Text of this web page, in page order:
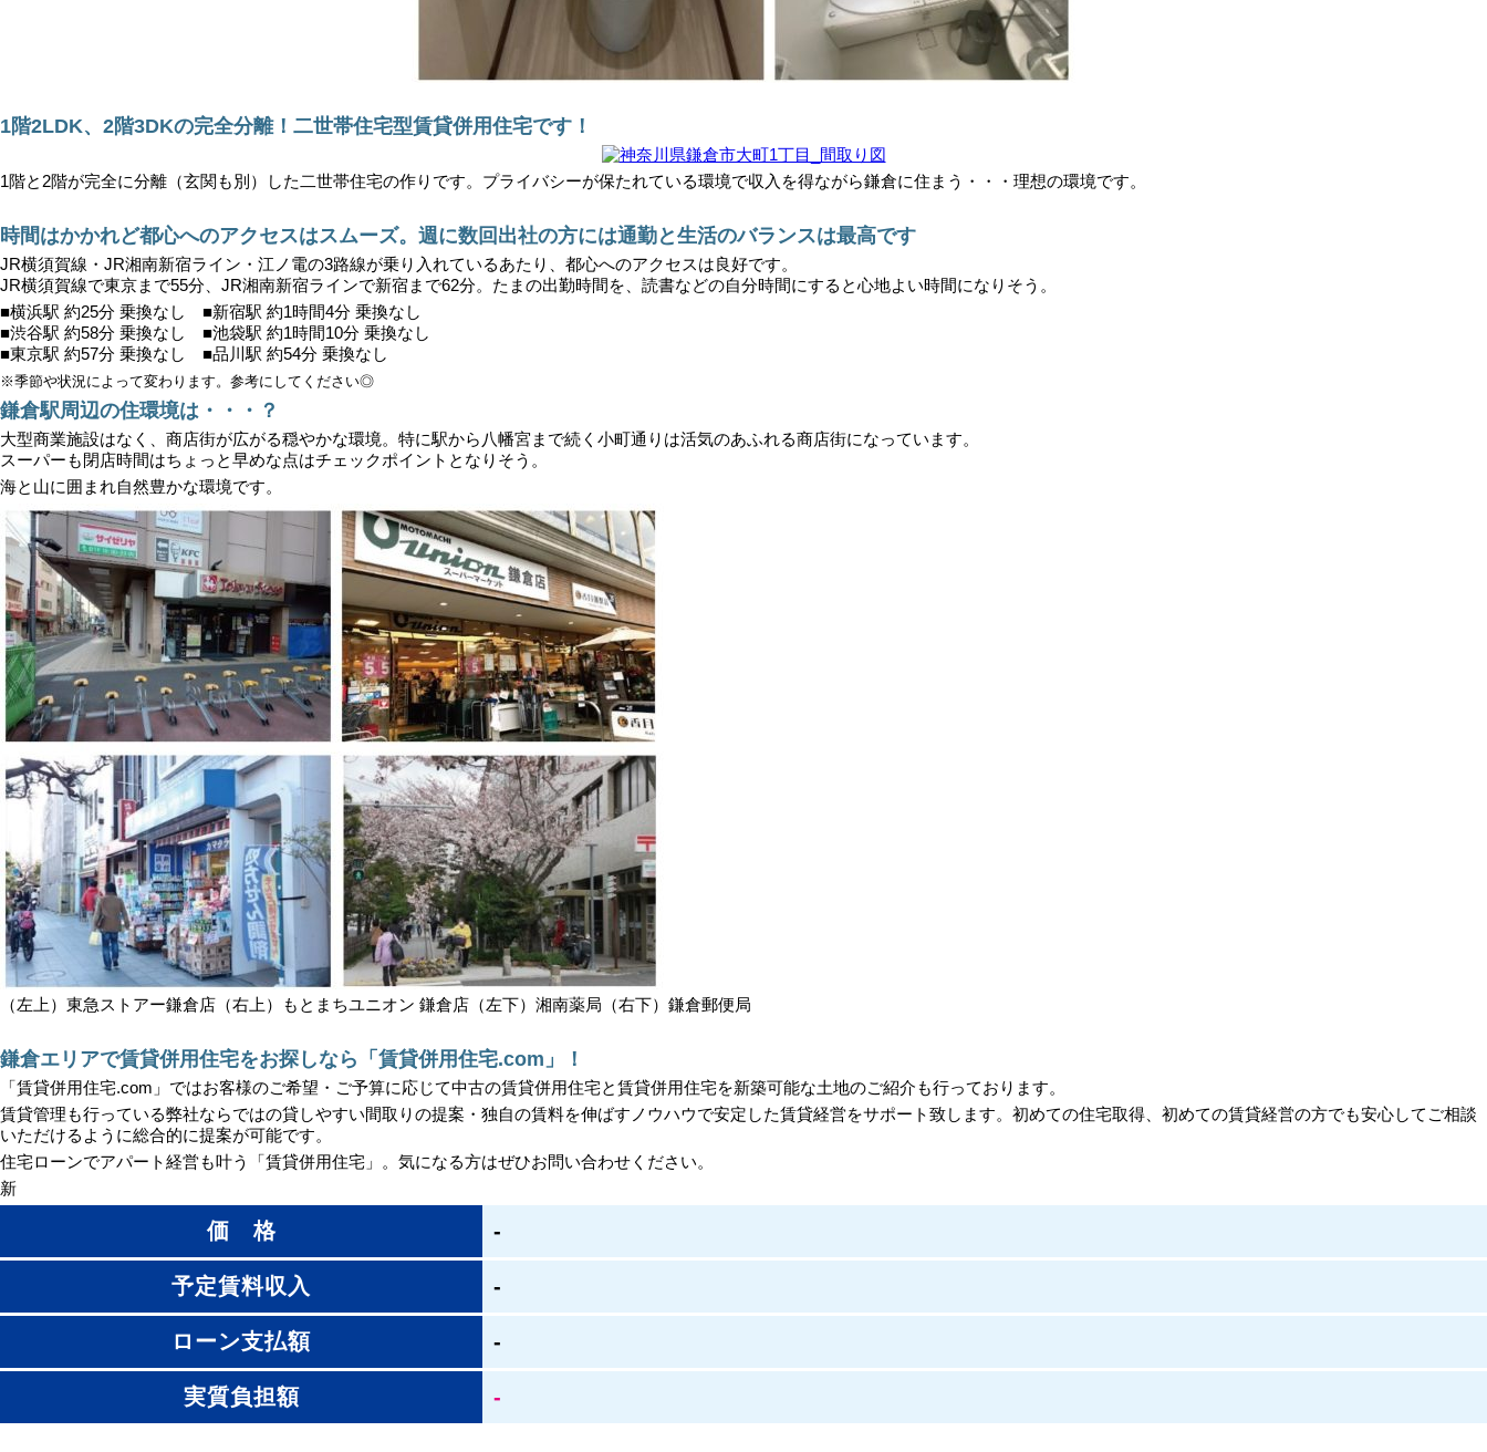
1階2LDK、2階3DKの完全分離！二世帯住宅型賃貸併用住宅です！
1階と2階が完全に分離（玄関も別）した二世帯住宅の作りです。プライバシーが保たれている環境で収入を得ながら鎌倉に住まう・・・理想の環境です。
時間はかかれど都心へのアクセスはスムーズ。週に数回出社の方には通勤と生活のバランスは最高です
JR横須賀線・JR湘南新宿ライン・江ノ電の3路線が乗り入れているあたり、都心へのアクセスは良好です。
JR横須賀線で東京まで55分、JR湘南新宿ラインで新宿まで62分。たまの出勤時間を、読書などの自分時間にすると心地よい時間になりそう。
■横浜駅 約25分 乗換なし ■新宿駅 約1時間4分 乗換なし
■渋谷駅 約58分 乗換なし ■池袋駅 約1時間10分 乗換なし
■東京駅 約57分 乗換なし ■品川駅 約54分 乗換なし
※季節や状況によって変わります。参考にしてください◎
鎌倉駅周辺の住環境は・・・？
大型商業施設はなく、商店街が広がる穏やかな環境。特に駅から八幡宮まで続く小町通りは活気のあふれる商店街になっています。
スーパーも閉店時間はちょっと早めな点はチェックポイントとなりそう。
海と山に囲まれ自然豊かな環境です。
（左上）東急ストアー鎌倉店（右上）もとまちユニオン 鎌倉店（左下）湘南薬局（右下）鎌倉郵便局
鎌倉エリアで賃貸併用住宅をお探しなら「賃貸併用住宅.com」！
「賃貸併用住宅.com」ではお客様のご希望・ご予算に応じて中古の賃貸併用住宅と賃貸併用住宅を新築可能な土地のご紹介も行っております。
賃貸管理も行っている弊社ならではの貸しやすい間取りの提案・独自の賃料を伸ばすノウハウで安定した賃貸経営をサポート致します。初めての住宅取得、初めての賃貸経営の方でも安心してご相談
いただけるように総合的に提案が可能です。
住宅ローンでアパート経営も叶う「賃貸併用住宅」。気になる方はぜひお問い合わせください。
新
価 格 -
予定賃料収入 -
ローン支払額 -
実質負担額 -